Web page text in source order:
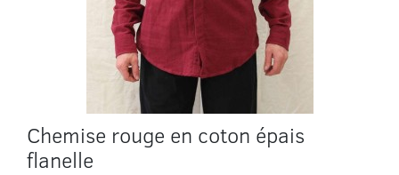
Chemise rouge en coton épais
flanelle